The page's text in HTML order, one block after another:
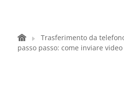
Trasferimento da
passo passo: come inviare